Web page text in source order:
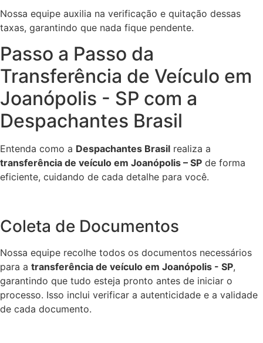
Nossa equipe auxilia na verificação e quitação dessas
taxas, garantindo que nada fique pendente.
Passo a Passo da
Transferência de Veículo em
Joanópolis - SP com a
Despachantes Brasil
Entenda como a Despachantes Brasil realiza a
transferência de veículo em Joanópolis – SP de forma
eficiente, cuidando de cada detalhe para você.
Coleta de Documentos
Nossa equipe recolhe todos os documentos necessários
para a transferência de veículo em Joanópolis - SP,
garantindo que tudo esteja pronto antes de iniciar o
processo. Isso inclui verificar a autenticidade e a validade
de cada documento.